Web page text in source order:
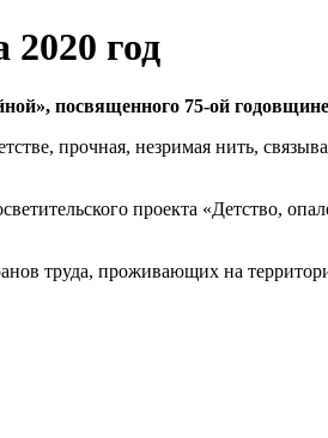
год
посвященного 75-ой
прочная, незримая нить,
проекта «Детство,
труда, проживающих на